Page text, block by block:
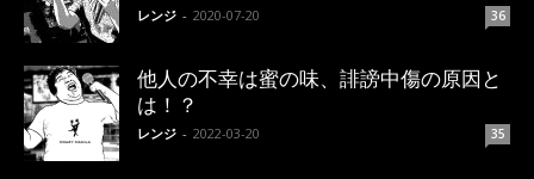
レンジ - 2020-07-20 36
他人の不幸は蜜の味、誹謗中傷の原因と
は！？
レンジ - 2022-03-20 35